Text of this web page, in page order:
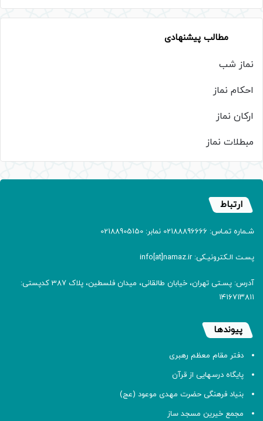
مطالب پیشنهادی
نماز شب
احکام نماز
ارکان نماز
مبطلات نماز
ارتباط
شـماره تمـاس: 02188896666 نمابر: 02188905150
پسـت الـکترونیـکی: info[at]namaz.ir
آدرس: پسـتی تهران، خیابان طالقانی، میدان فلسطین، پلاک 387 کدپستی:
۱۴۱۶۷۱۳۸۱۱
پیوندها
دفتر مقام معظم رهبری
پایگاه درسهایی از قرآن
بنیاد فرهنگی حضرت مهدی موعود (عج)
مجمع خیرین مسجد ساز